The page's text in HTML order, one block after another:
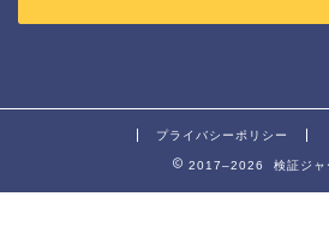
プライバシーポリシー
2017–2026 検証ジャ